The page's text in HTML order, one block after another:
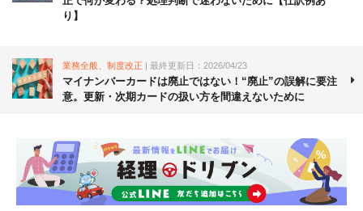
り】
業務全般、制度改正 | 最終更新日：2026/04/23
マイナンバーカードは廃止ではない！“廃止”の誤解に要注
意。更新・次期カードの扱い方を間違えないために